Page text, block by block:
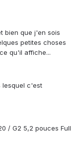
bien que j'en sois
petites choses
qu'il affiche...
lesquel c'est
/ G2 5,2 pouces Full